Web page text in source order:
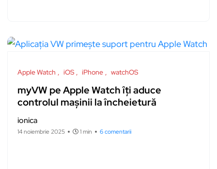
Apple Watch iOS iPhone watchOS
myVW pe Apple Watch îţi aduce
controlul maşinii la încheietură
ionica
14 noiembrie 2025 1 min 6 comentarii